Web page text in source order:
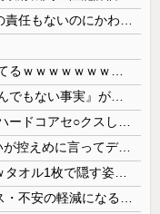
【画像】 隣で居眠りしてる女のお○ぱいが控えめに言ってデカいｗｗｗ